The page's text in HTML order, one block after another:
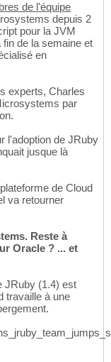
de l'équipe
depuis 2
pour la JVM
fin de la semaine et
en
experts, Charles
par
l'adoption de JRuby
jusque là
de Cloud
va retourner
Reste à
Oracle ? ... et
JRuby (1.4) est
travaille à une